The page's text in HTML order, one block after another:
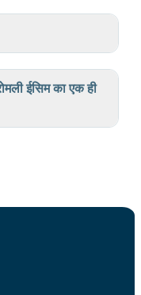
ईसिम का एक ही